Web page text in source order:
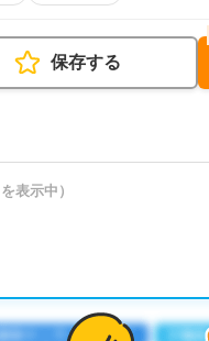
保存する
表示中）